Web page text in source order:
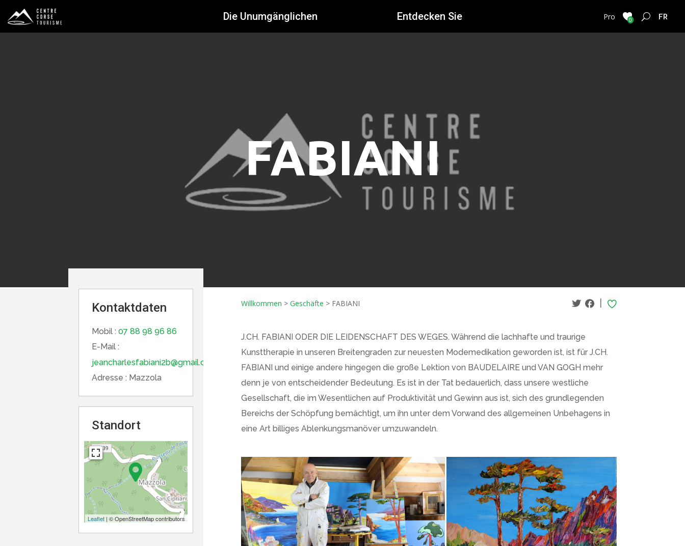
Die Unumgänglichen Entdecken Sie Pro 0
FABIANI
Willkommen > Geschäfte > FABIANI |
Kontaktdaten
Mobil :07 88 98 96 86
E-Mail :
jeancharlesfabiani2b@gmail.com
Adresse : Mazzola
Standort
Leaflet| © OpenStreetMap contributors
J.CH. FABIANI ODER DIE LEIDENSCHAFT DES WEGES. Während die lachhafte und traurige
Kunsttherapie in unseren Breitengraden zur neuesten Modemedikation geworden ist, ist für J.CH.
FABIANI und einige andere hingegen die große Lektion von BAUDELAIRE und VAN GOGH mehr
denn je von entscheidender Bedeutung. Es ist in der Tat bedauerlich, dass unsere westliche
Gesellschaft, die im Wesentlichen auf Produktivität und Gewinn aus ist, sich des grundlegenden
Bereichs der Schöpfung bemächtigt, um ihn unter dem Vorwand des allgemeinen Unbehagens in
eine Art billiges Ablenkungsmanöver umzuwandeln.